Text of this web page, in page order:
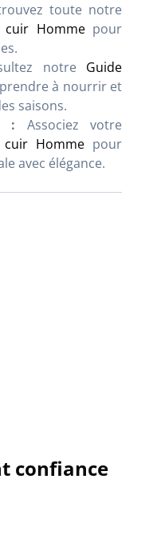
toute notre
cuir Hommepour
notre Guide
à nourrir et
saisons.
: Associez votre
Hommepour
avec élégance.
confiance